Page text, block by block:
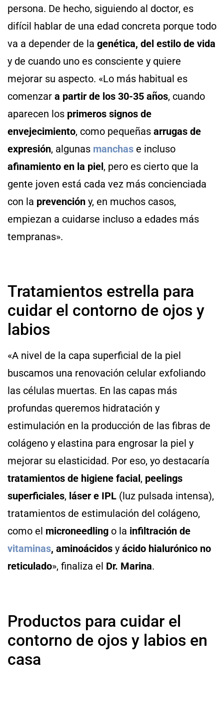
persona. De hecho, siguiendo al doctor, es
difícil hablar de una edad concreta porque todo
va a depender de la genética, del estilo de vida
y de cuando uno es consciente y quiere
mejorar su aspecto. «Lo más habitual es
comenzar a partir de los 30-35 años, cuando
aparecen los primeros signos de
envejecimiento, como pequeñas arrugas de
expresión, algunas manchas e incluso
afinamiento en la piel, pero es cierto que la
gente joven está cada vez más concienciada
con la prevención y, en muchos casos,
empiezan a cuidarse incluso a edades más
tempranas».
Tratamientos estrella para
cuidar el contorno de ojos y
labios
«A nivel de la capa superficial de la piel
buscamos una renovación celular exfoliando
las células muertas. En las capas más
profundas queremos hidratación y
estimulación en la producción de las fibras de
colágeno y elastina para engrosar la piel y
mejorar su elasticidad. Por eso, yo destacaría
tratamientos de higiene facial, peelings
superficiales, láser e IPL (luz pulsada intensa),
tratamientos de estimulación del colágeno,
como el microneedling o la infiltración de
vitaminas, aminoácidos y ácido hialurónico no
reticulado», finaliza el Dr. Marina.
Productos para cuidar el
contorno de ojos y labios en
casa